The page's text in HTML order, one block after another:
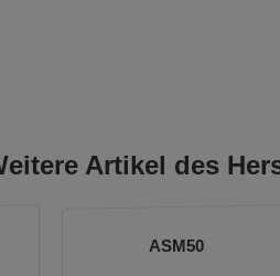
Artikel des
ASM50